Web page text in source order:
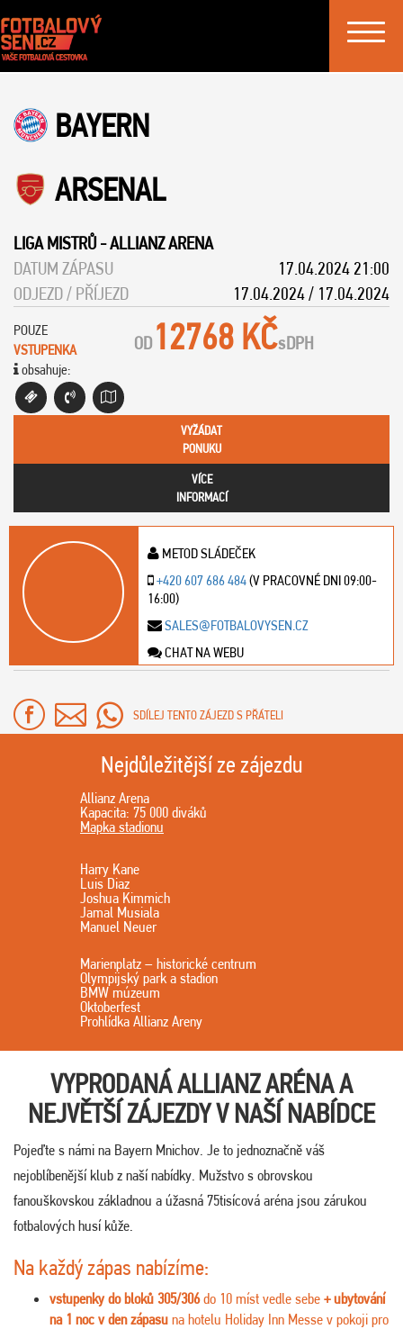
Toggle
BAYERN
ARSENAL
LIGA MISTRŮ -ALLIANZ ARENA
DATUM ZÁPASU
17.04.2024 21:00
ODJEZD / PŘÍJEZD
17.04.2024 / 17.04.2024
POUZE
VSTUPENKA
obsahuje:
OD 12768 KČsDPH
VYŽÁDAT
PONUKU
VÍCE
INFORMACÍ
METOD SLÁDEČEK
+420 607 686 484(V PRACOVNÉ DNI 09:00-
16:00)
SALES@FOTBALOVYSEN.CZ
CHAT NA WEBU
SDÍLEJ TENTO ZÁJEZD S PŘÁTELI
Nejdůležitější ze zájezdu
Allianz Arena
Kapacita: 75 000 diváků
Mapka stadionu
Harry Kane
Luis Diaz
Joshua Kimmich
Jamal Musiala
Manuel Neuer
Marienplatz – historické centrum
Olympijský park a stadion
BMW múzeum
Oktoberfest
Prohlídka Allianz Areny
VYPRODANÁ ALLIANZ ARÉNA A
NEJVĚTŠÍ ZÁJEZDY V NAŠÍ NABÍDCE
Pojeďte s námi na Bayern Mnichov. Je to jednoznačně váš
nejoblíbenější klub z naší nabídky. Mužstvo s obrovskou
fanouškovskou základnou a úžasná 75tisícová aréna jsou zárukou
fotbalových husí kůže.
Na každý zápas nabízíme:
vstupenky do bloků 305/306do 10 míst vedle sebe + ubytování
na 1 noc v den zápasu na hotelu Holiday Inn Messe v pokoji pro